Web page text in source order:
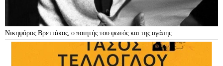
Νικηφόρος Βρεττάκος, ο ποιητής του φωτός και της αγάπης